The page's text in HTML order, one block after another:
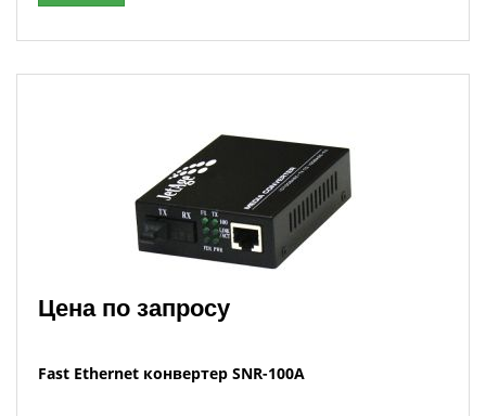
Цена по запросу
Fast Ethernet конвертер SNR-100A